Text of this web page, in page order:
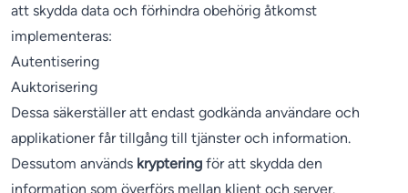
att skydda data och förhindra obehörig åtkomst
implementeras:
Autentisering
Auktorisering
Dessa säkerställer att endast godkända användare och
applikationer får tillgång till tjänster och information.
Dessutom används kryptering för att skydda den
information som överförs mellan klient och server.